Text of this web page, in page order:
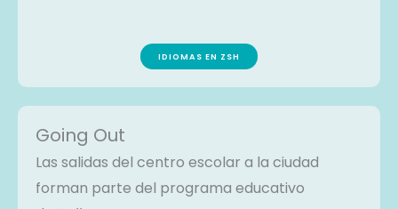
IDIOMAS EN ZSH
Going Out
Las salidas del centro escolar a la ciudad
forman parte del programa educativo